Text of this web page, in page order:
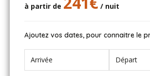
La villa est très agréable avec ses
piscine et sa cuisine parfaitement
hésiter ! Nous y avons passé trois
à partir de / nuit
Ajoutez vos dates, pour connaitre le